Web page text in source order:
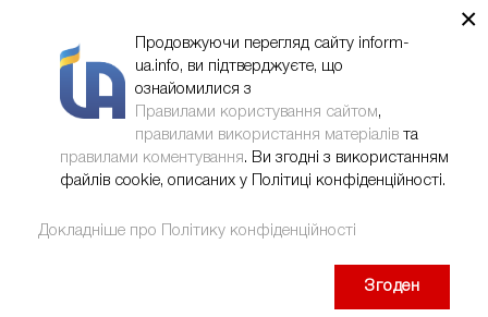
×
Продовжуючи перегляд сайту inform-
ua.info, ви підтверджуєте, що
ознайомилися з
Правилами користування сайтом,
правилами використання матеріалів та
правилами коментування. Ви згодні з використанням
файлів cookie, описаних у Політиці конфіденційності.
Докладніше про Політику конфіденційності
Згоден